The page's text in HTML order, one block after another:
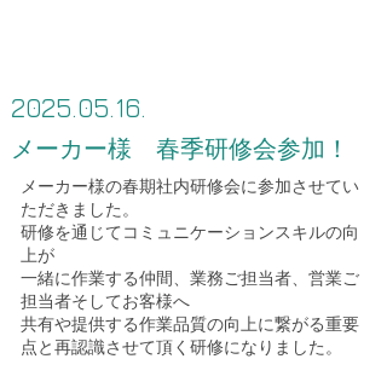
2025.05.16.
メーカー様 春季研修会参加！
メーカー様の春期社内研修会に参加させてい
ただきました。
研修を通じてコミュニケーションスキルの向
上が
一緒に作業する仲間、業務ご担当者、営業ご
担当者そしてお客様へ
共有や提供する作業品質の向上に繋がる重要
点と再認識させて頂く研修になりました。